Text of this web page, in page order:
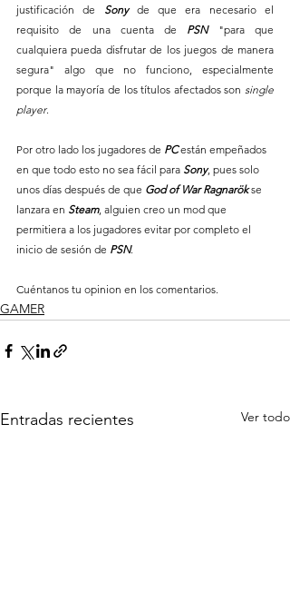
justificación de Sony de que era necesario el
requisito de una cuenta de PSN
"para que
cualquiera pueda disfrutar de los juegos de manera
segura" algo que no funciono, especialmente
porque la mayoría de los títulos afectados son single
player.
Por otro lado los jugadores de PC están empeñados
en que todo esto no sea fácil para Sony, pues solo
unos días después de que God of War Ragnarök se
lanzara en Steam, alguien creo un mod que
permitiera a los jugadores evitar por completo el
inicio de sesión de PSN.
Cuéntanos tu opinion en los comentarios.
GAMER
Entradas recientes Ver todo